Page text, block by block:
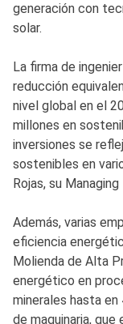
generación con
solar.
La firma de
reducción
nivel global en el
millones en
inversiones se
sostenibles en
Rojas, su
Además, varias
eficiencia
Molienda de Alta
energético en
minerales hasta
de maquinaria,